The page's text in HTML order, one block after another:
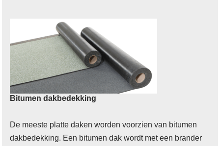
Bitumen dakbedekking
De meeste platte daken worden voorzien van bitumen
dakbedekking. Een bitumen dak wordt met een brander